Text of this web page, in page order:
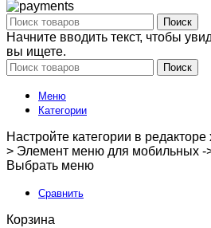
Поиск
Начните вводить текст, чтобы
вы ищете.
Поиск
Меню
Категории
Настройте категории в
> Элемент меню для мобильных -
Выбрать меню
Сравнить
Корзина